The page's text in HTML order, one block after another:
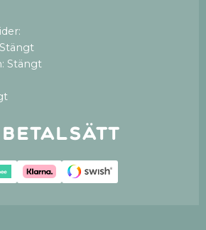
Stängt
betalsätt